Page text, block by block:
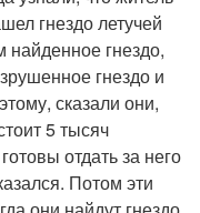
гнездо летучей
гнездо,
гнездо и
сказали они,
5 тысяч
отдать за него
Потом эти